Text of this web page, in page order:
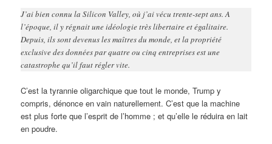
J’ai bien connu la Silicon Valley, où j’ai vécu trente-sept ans. A
l’époque, il y régnait une idéologie très libertaire et égalitaire.
Depuis, ils sont devenus les maîtres du monde, et la propriété
exclusive des données par quatre ou cinq entreprises est une
catastrophe qu’il faut régler vite.
C’est la tyrannie oligarchique que tout le monde, Trump y
compris, dénonce en vain naturellement. C’est que la machine
est plus forte que l’esprit de l’homme ; et qu’elle le réduira en lait
en poudre.